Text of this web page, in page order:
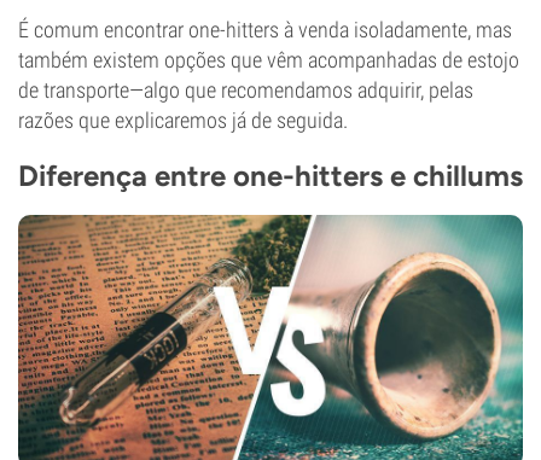
É comum encontrar one-hitters à venda isoladamente, mas
também existem opções que vêm acompanhadas de estojo
de transporte—algo que recomendamos adquirir, pelas
razões que explicaremos já de seguida.
Diferença entre one-hitters e chillums